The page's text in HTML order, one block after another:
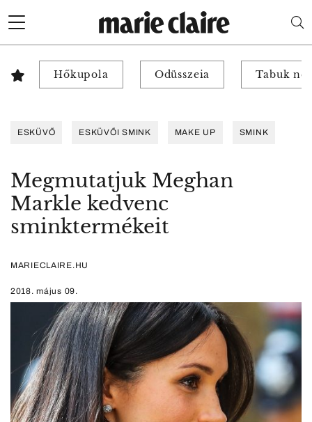
Hőkupola Odüsszeia Tabuk
ESKÜVŐ ESKÜVŐI SMINK MAKE UP SMINK
Megmutatjuk Meghan
Markle kedvenc
sminktermékeit
MARIECLAIRE.HU
2018. május 09.